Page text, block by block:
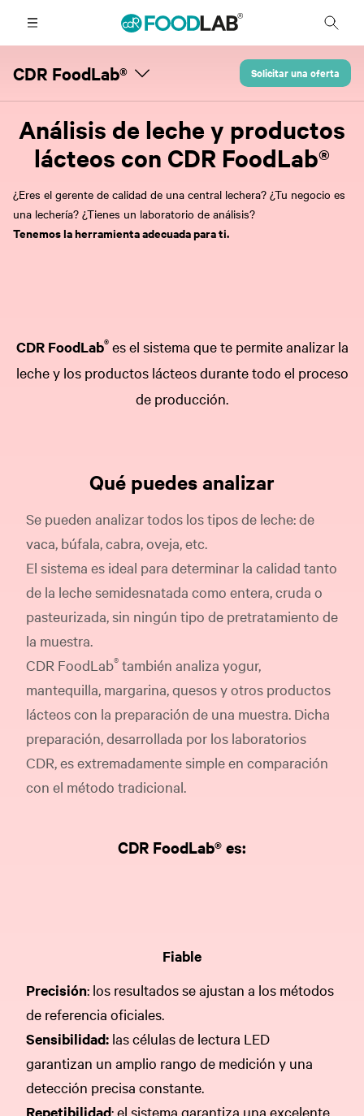
CDR FoodLab® Solicitar una oferta
Análisis de leche y productos
lácteos con CDR FoodLab®
¿Eres el gerente de calidad de una central lechera? ¿Tu negocio es
una lechería? ¿Tienes un laboratorio de análisis?
Tenemos la herramienta adecuada para ti.
CDR FoodLab®es el sistema que te permite analizar la
leche y los productos lácteos durante todo el proceso
de producción.
Qué puedes analizar
Se pueden analizar todos los tipos de leche: de
vaca, búfala, cabra, oveja, etc.
El sistema es ideal para determinar la calidad tanto
de la leche semidesnatada como entera, cruda o
pasteurizada, sin ningún tipo de pretratamiento de
la muestra.
CDR FoodLab® también analiza yogur,
mantequilla, margarina, quesos y otros productos
lácteos con la preparación de una muestra. Dicha
preparación, desarrollada por los laboratorios
CDR, es extremadamente simple en comparación
con el método tradicional.
CDR FoodLab® es:
Fiable
Precisión: los resultados se ajustan a los métodos
de referencia oficiales.
Sensibilidad: las células de lectura LED
garantizan un amplio rango de medición y una
detección precisa constante.
Repetibilidad: el sistema garantiza una excelente